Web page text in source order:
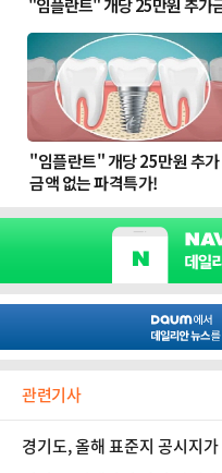
관련기사
경기도, 올해 표준지 공시지